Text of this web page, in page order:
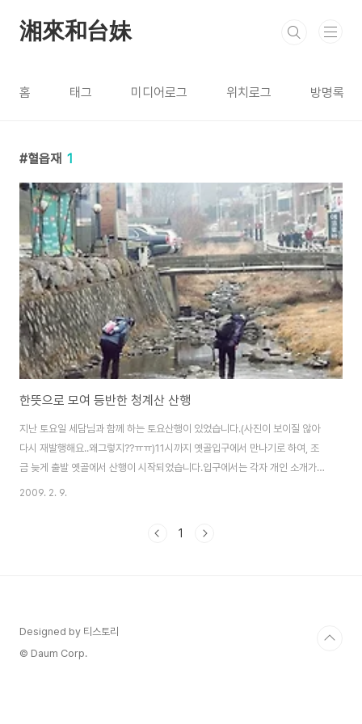
湘來和台妹
홈 태그 미디어로그 위치로그 방명록
혈읍재 1
한뜻으로 모여 등반한 청계산 산행
지난 토요일 세담님과 함께 하는 토요산행이 있었습니다.(사진이 보이질 않아
다시 재발행해요..왜그렇지??ㅠㅠ)11시까지 옛골입구에서 만나기로 하여, 조
금 늦게 출발 옛골에서 산행이 시작되었습니다.입구에서는 각자 개인 소개가
있었구요. 날씨가 흐렸습니다.죄송하지만 세담님 외 10명으로 할께요.(참여하
읍재-마왕굴-석기봉헬기장-이수봉-청계사 참여인원 : 총 11명소요시간 : 약
2009. 2. 9.
1
Designed by 티스토리
© Daum Corp.